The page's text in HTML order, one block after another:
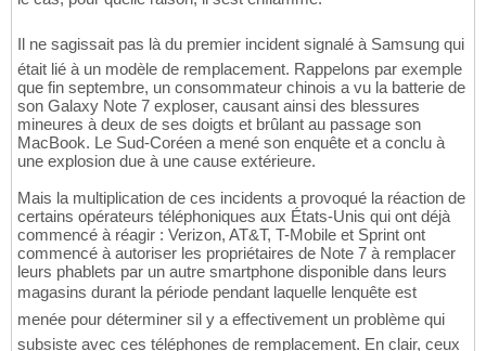
Il ne sagissait pas là du premier incident signalé à Samsung qui
était lié à un modèle de remplacement. Rappelons par exemple
que fin septembre, un consommateur chinois a vu la batterie de
son Galaxy Note 7 exploser, causant ainsi des blessures
mineures à deux de ses doigts et brûlant au passage son
MacBook. Le Sud-Coréen a mené son enquête et a conclu à
une explosion due à une cause extérieure.
Mais la multiplication de ces incidents a provoqué la réaction de
certains opérateurs téléphoniques aux États-Unis qui ont déjà
commencé à réagir : Verizon, AT&T, T-Mobile et Sprint ont
commencé à autoriser les propriétaires de Note 7 à remplacer
leurs phablets par un autre smartphone disponible dans leurs
magasins durant la période pendant laquelle lenquête est
menée pour déterminer sil y a effectivement un problème qui
subsiste avec ces téléphones de remplacement. En clair, ceux